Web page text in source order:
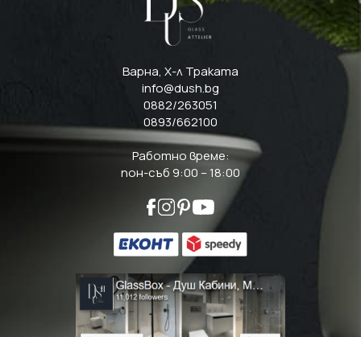
Варна, Х-л Траката
info@dush.bg
0882/263051
0893/662100
Работно време:
пон-съб 9:00 – 18:00